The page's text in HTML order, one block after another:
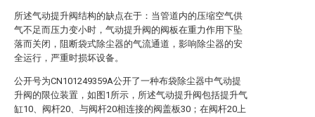
所述气动提升阀结构的缺点在于：当管道内的压缩空气供
气不足而压力变小时，气动提升阀的阀板在重力作用下坠
落而关闭，阻断袋式除尘器的气流通道，影响除尘器的安
全运行，严重时损坏设备。
公开号为CN101249359A公开了一种布袋除尘器中气动提
升阀的限位装置，如图1所示，所述气动提升阀包括提升气
缸10、阀杆20、与阀杆20相连接的阀盖板30；在阀杆20上